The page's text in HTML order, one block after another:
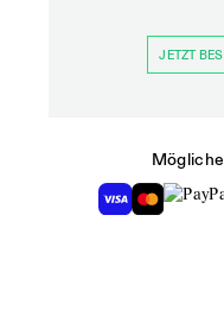
JETZT